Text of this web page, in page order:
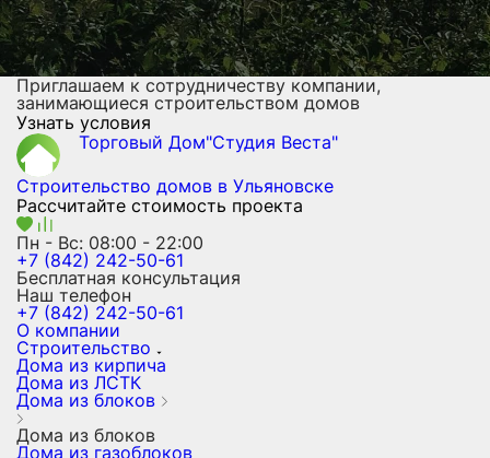
Приглашаем к сотрудничеству компании,
занимающиеся строительством домов
Узнать условия
Торговый Дом"Студия Веста"
Строительство домов в Ульяновске
Рассчитайте стоимость проекта
Пн - Вс: 08:00 - 22:00
+7 (842) 242-50-61
Бесплатная консультация
Наш телефон
+7 (842) 242-50-61
О компании
Строительство
Дома из кирпича
Дома из ЛСТК
Дома из блоков
Дома из блоков
Дома из газоблоков